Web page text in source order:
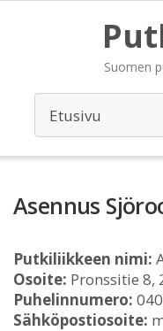
Suomen
Asennus
Putkiliikkeen nimi:
Osoite: Pronssitie 8,
Puhelinnumero:
Sähköpostiosoite: